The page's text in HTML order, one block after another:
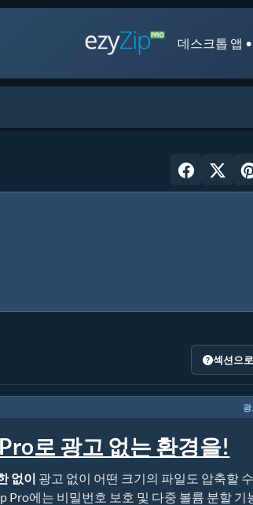
데스크톱 앱
섹션으
광
로 광고 없는 환경을!
없이 광고 없이 어떤 크기의 파일도 압축할
Pro에는 비밀번호 보호 및 다중 볼륨 분할 기